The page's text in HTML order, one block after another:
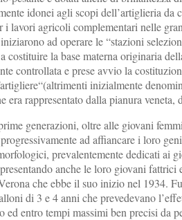
idonei agli scopi dell’artiglieria da
i lavori agricoli complementari nelle
ad operare le “stazioni
costituire la base materna originaria
controllata e prese avvio la
inizialmente
era rappresentato dalla pianura
generazioni, oltre alle giovani
ad affiancare i loro
prevalentemente dedicati ai
anche le loro giovani
che ebbe il suo inizio nel 1934.
di 3 e 4 anni che prevedevano
ed entro tempi massimi ben precisi da